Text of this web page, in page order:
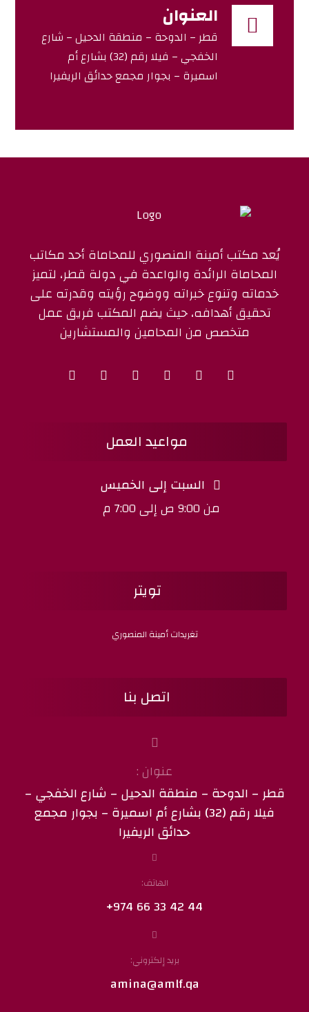
العنوان
قطر – الدوحة – منطقة الدحيل – شارع
الخفجي – فيلا رقم (32) بشارع أم
اسميرة – بجوار مجمع حدائق الريفيرا
يُعد مكتب أمينة المنصوري للمحاماة أحد مكاتب
المحاماة الرائدة والواعدة في دولة قطر، لتميز
خدماته وتنوع خبراته ووضوح رؤيته وقدرته على
تحقيق أهدافه، حيث يضم المكتب فريق عمل
متخصص من المحامين والمستشارين
مواعيد العمل
السبت إلى الخميس
من 9:00 ص إلى 7:00 م
تويتر
تغريدات أمينة المنصوري
اتصل بنا
عنوان :
قطر – الدوحة – منطقة الدحيل – شارع الخفجي –
فيلا رقم (32) بشارع أم اسميرة – بجوار مجمع
حدائق الريفيرا
الهاتف:
44 42 33 66 974+
بريد إلكتروني:
amina@amlf.qa